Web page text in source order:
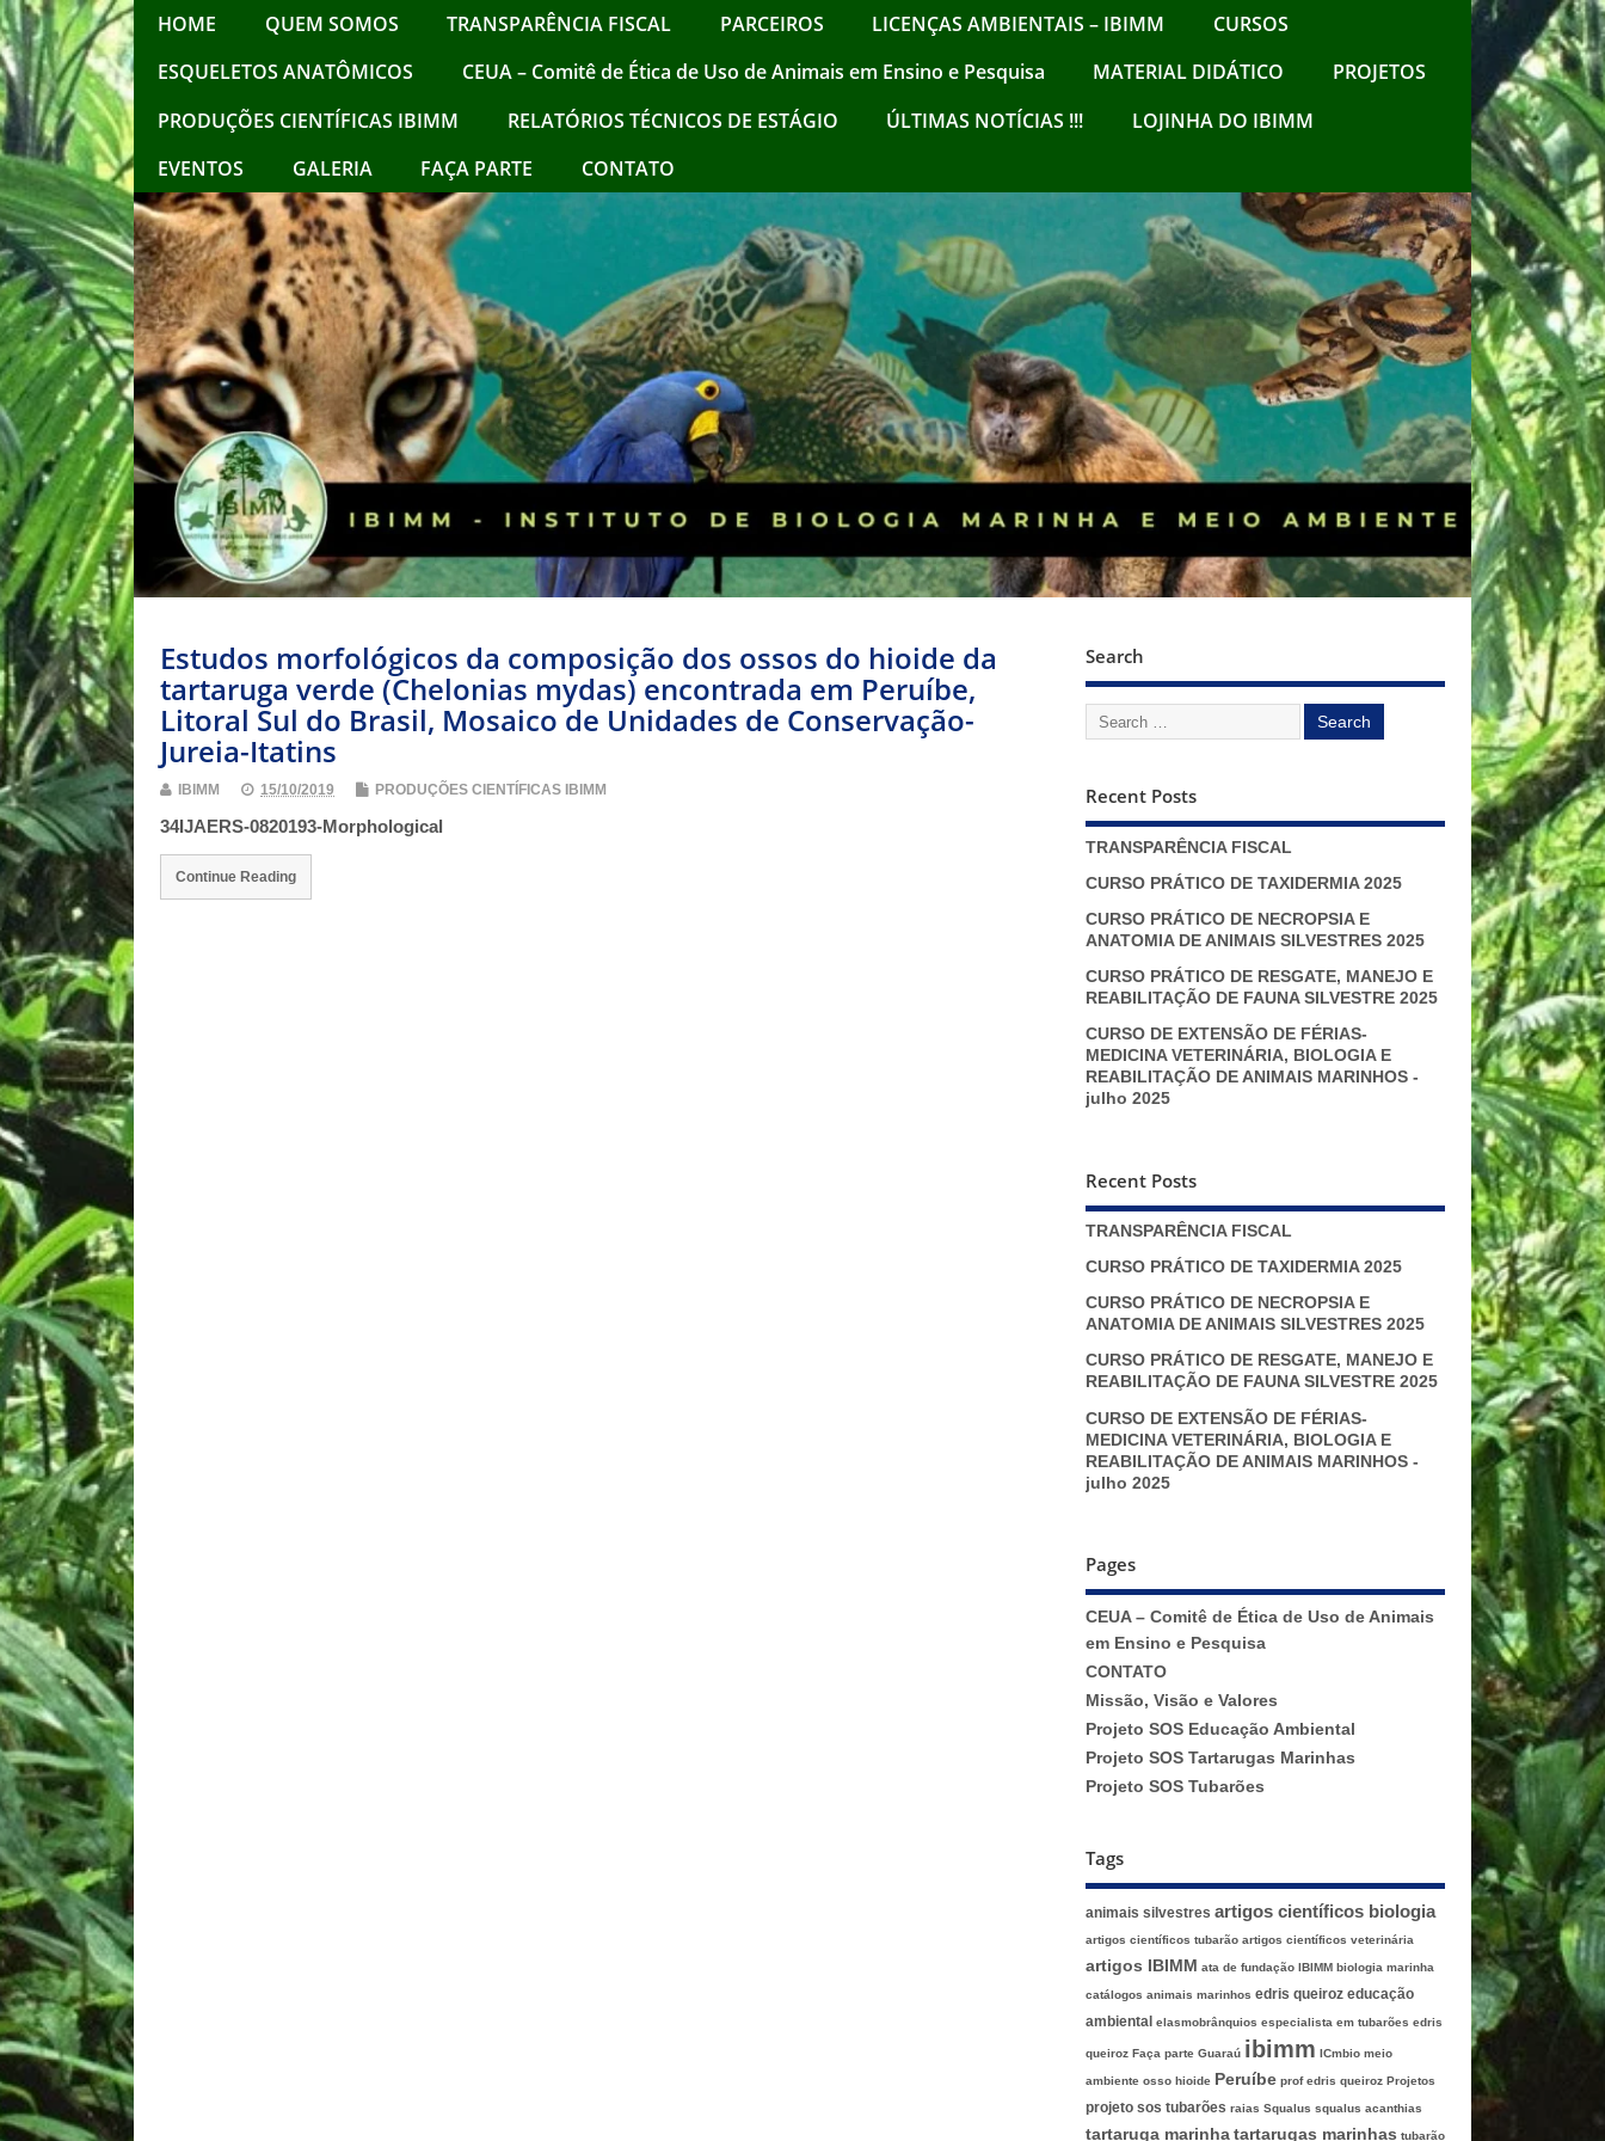
HOME QUEM SOMOS TRANSPARÊNCIA FISCAL PARCEIROS LICENÇAS AMBIENTAIS – IBIMM
CURSOS
ESQUELETOS ANATÔMICOS
CEUA – Comitê de Ética de Uso de Animais em Ensino e Pesquisa MATERIAL DIDÁTICO
PROJETOS
PRODUÇÕES CIENTÍFICAS IBIMM
RELATÓRIOS TÉCNICOS DE ESTÁGIO ÚLTIMAS NOTÍCIAS !!!
LOJINHA DO IBIMM
EVENTOS
GALERIA FAÇA PARTE CONTATO
Estudos morfológicos da composição dos ossos do hioide da
tartaruga verde (Chelonias mydas) encontrada em Peruíbe,
Litoral Sul do Brasil, Mosaico de Unidades de Conservação-
Jureia-Itatins
IBIMM 15/10/2019 PRODUÇÕES CIENTÍFICAS IBIMM
34IJAERS-0820193-Morphological
Continue Reading
Search
Recent Posts
TRANSPARÊNCIA FISCAL
CURSO PRÁTICO DE TAXIDERMIA 2025
CURSO PRÁTICO DE NECROPSIA E
ANATOMIA DE ANIMAIS SILVESTRES 2025
CURSO PRÁTICO DE RESGATE, MANEJO E
REABILITAÇÃO DE FAUNA SILVESTRE 2025
CURSO DE EXTENSÃO DE FÉRIAS-
MEDICINA VETERINÁRIA, BIOLOGIA E
REABILITAÇÃO DE ANIMAIS MARINHOS -
julho 2025
Recent Posts
TRANSPARÊNCIA FISCAL
CURSO PRÁTICO DE TAXIDERMIA 2025
CURSO PRÁTICO DE NECROPSIA E
ANATOMIA DE ANIMAIS SILVESTRES 2025
CURSO PRÁTICO DE RESGATE, MANEJO E
REABILITAÇÃO DE FAUNA SILVESTRE 2025
CURSO DE EXTENSÃO DE FÉRIAS-
MEDICINA VETERINÁRIA, BIOLOGIA E
REABILITAÇÃO DE ANIMAIS MARINHOS -
julho 2025
Pages
CEUA – Comitê de Ética de Uso de Animais
em Ensino e Pesquisa
CONTATO
Missão, Visão e Valores
Projeto SOS Educação Ambiental
Projeto SOS Tartarugas Marinhas
Projeto SOS Tubarões
Tags
animais silvestres artigos científicos biologia
artigos científicos tubarão artigos científicos veterinária
artigos IBIMM ata de fundação IBIMM biologia marinha
catálogos animais marinhos edris queiroz educação
ambiental
elasmobrânquios especialista em tubarões edris
queiroz Faça parte Guaraú ibimm ICmbio meio
ambiente osso hioide Peruíbe prof edris queiroz Projetos
projeto sos tubarões raias Squalus squalus acanthias
tartaruga marinha tartarugas marinhas tubarão